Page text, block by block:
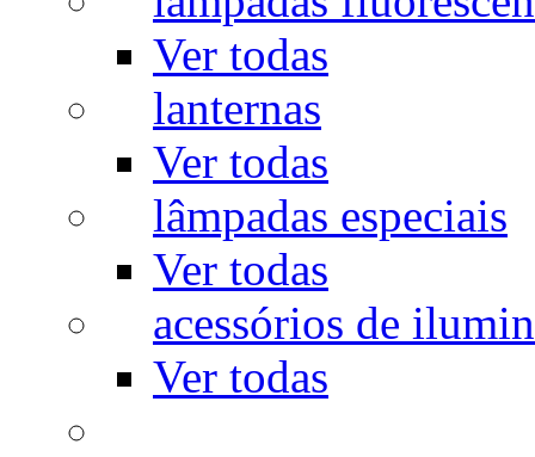
Ver todas
lanternas
Ver todas
lâmpadas especiais
Ver todas
acessórios de
Ver todas